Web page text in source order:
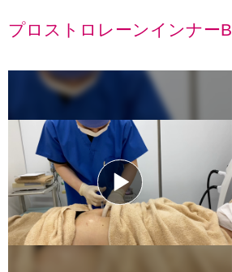
プロストロレーンインナーB